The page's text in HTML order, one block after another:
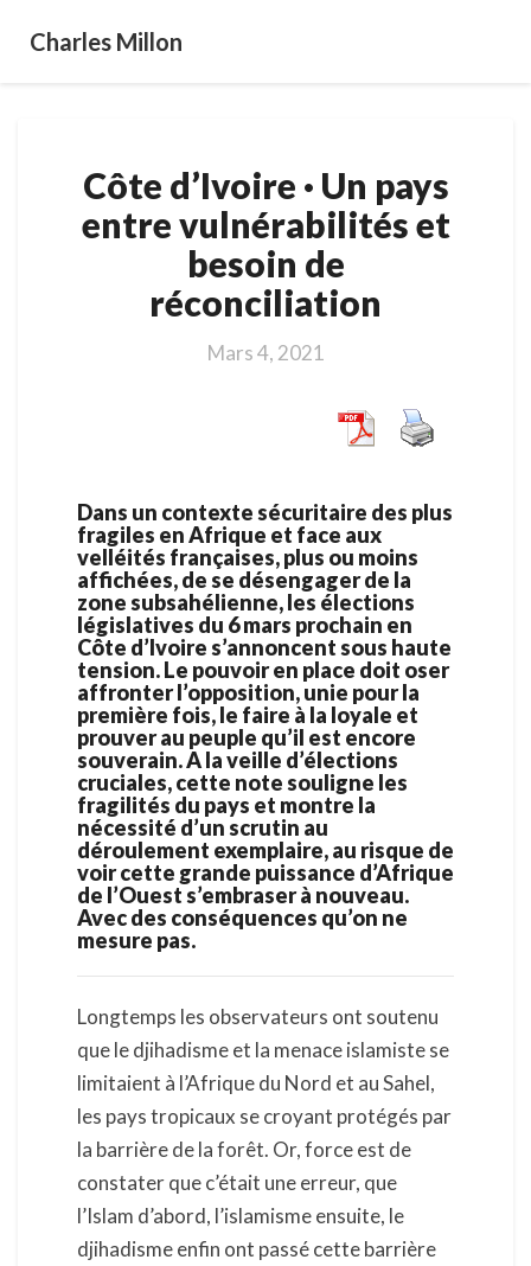
Charles Millon
d’Ivoire
·
Un
pays
entre
vulnérabilités
besoin
réconciliation
Côte d’Ivoire · Un pays
entre vulnérabilités et
besoin de
réconciliation
Mars 4, 2021
Dans un contexte sécuritaire des plus
fragiles en Afrique et face aux
velléités françaises, plus ou moins
affichées, de se désengager de la
zone subsahélienne, les élections
législatives du 6 mars prochain en
Côte d’Ivoire s’annoncent sous haute
tension. Le pouvoir en place doit oser
affronter l’opposition, unie pour la
première fois, le faire à la loyale et
prouver au peuple qu’il est encore
souverain. A la veille d’élections
cruciales, cette note souligne les
fragilités du pays et montre la
nécessité d’un scrutin au
déroulement exemplaire, au risque de
voir cette grande puissance d’Afrique
de l’Ouest s’embraser à nouveau.
Avec des conséquences qu’on ne
mesure pas.
Longtemps les observateurs ont soutenu
que le djihadisme et la menace islamiste se
limitaient à l’Afrique du Nord et au Sahel,
les pays tropicaux se croyant protégés par
la barrière de la forêt. Or, force est de
constater que c’était une erreur, que
l’Islam d’abord, l’islamisme ensuite, le
djihadisme enfin ont passé cette barrière